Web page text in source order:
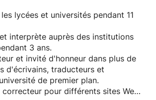
une formation en éducation des
avec les idées et les
du système éducatif local
une éducation et des missions
haute qualité.
lycées et universités pendant 11
interprète auprès des institutions
3 ans.
et invité d'honneur dans plus de
d'écrivains, traducteurs et
de premier plan.
pour différents sites Web